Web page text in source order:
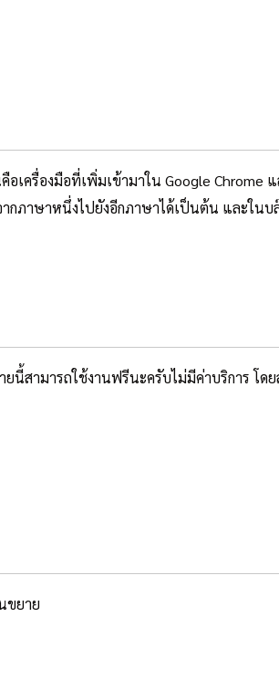
ครื่องมือที่เพิ่มเข้ามาใน Google Chrome
กภาษาหนึ่งไปยังอีกภาษาได้เป็นต้น และใน
สามารถใช้งานฟรีนะครับไม่มีค่าบริการ โดย
ขยาย